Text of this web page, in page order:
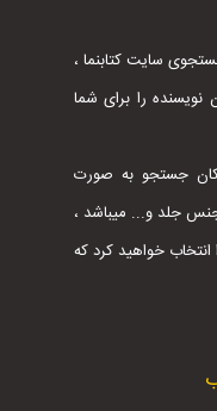
سایت کتابنما ،
را برای شما
جستجو به صورت
جلد و... میباشد ،
انتخاب خواهید کرد که